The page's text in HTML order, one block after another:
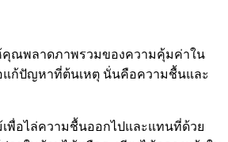
คุณพลาดภาพรวมของความคุ้มค่าใน
แก้ปัญหาที่ต้นเหตุ นั่นคือความชื้นและ
เพื่อไล่ความชื้นออกไปและแทนที่ด้วย